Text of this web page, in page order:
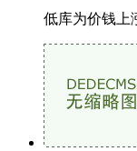
低库为价钱上